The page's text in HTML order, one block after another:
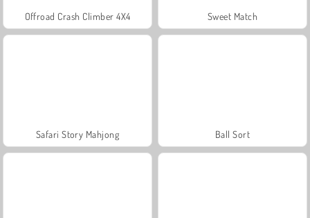
Offroad Crash Climber 4X4 Sweet Match
Safari Story Mahjong Ball Sort